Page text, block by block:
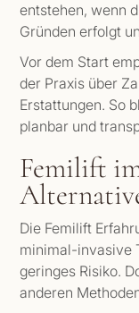
entstehen, wenn
Gründen erfolgt
Vor dem Start
der Praxis über
Erstattungen. So
planbar und
Femilift
Die Femilift
minimal-invasive
geringes Risiko.
anderen